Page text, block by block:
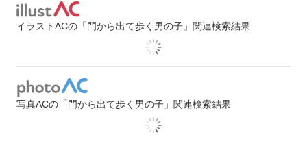
イラストACの「門から出て歩く男の子」関連検索結果
写真ACの「門から出て歩く男の子」関連検索結果